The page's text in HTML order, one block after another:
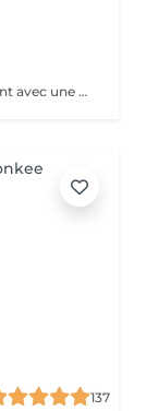
Découvrez l'art de la précision et du mouvement avec une coupe Calligraphy Cut. Grâce à une technique unique réalisée avec une lame inclinée, chaque mèche est sculptée pour créer des couches douces et fluides, apportant volume naturel, texture et une forme légère. Idéale pour renforcer la densité, encadrer le visage et donner aux cheveux une sensation aérienne. Cette technique crée un style moderne, dynamique et parfaitement travaillé.
137